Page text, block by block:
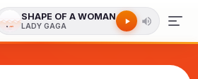
SHAPE OF A WOMAN
LADY GAGA